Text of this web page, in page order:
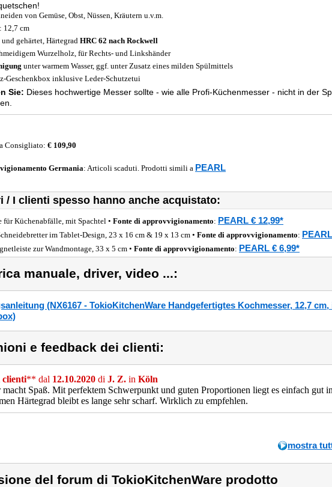
von Gemüse, Obst, Nüssen, Kräutern u.v.m.
12,7 cm
gehärtet, Härtegrad HRC 62 nach Rockwell
Wurzelholz, für Rechts- und Linkshänder
unter warmem Wasser, ggf. unter Zusatz eines milden Spülmittels
Geschenkbox inklusive Leder-Schutzetui
Sie: Dieses hochwertige Messer sollte - wie alle Profi-Küchenmesser - nicht in der
Consigliato: € 109,90
Germania: Articoli scaduti. Prodotti simili a PEARL
/ I clienti spesso hanno anche acquistato:
für Küchenabfälle, mit Spachtel • Fonte di approvvigionamento: PEARL € 12,99*
im Tablet-Design, 23 x 16 cm & 19 x 13 cm • Fonte di approvvigionamento:
zur Wandmontage, 33 x 5 cm • Fonte di approvvigionamento: PEARL € 6,99*
manuale, driver, video ...:
(NX6167 - TokioKitchenWare Handgefertigtes Kochmesser, 12,7 cm,
e feedback dei clienti:
clienti** dal 12.10.2020 di J. Z. in Köln
macht Spaß. Mit perfektem Schwerpunkt und guten Proportionen liegt es einfach gut
Härtegrad bleibt es lange sehr scharf. Wirklich zu empfehlen.
mostra
del forum di TokioKitchenWare prodotto